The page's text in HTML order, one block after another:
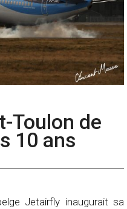
Toulon de
10 ans
Jetairfly inaugurait sa